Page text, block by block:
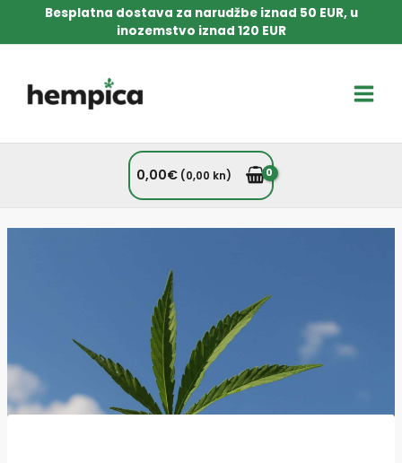
content
Besplatna dostava za narudžbe iznad 50 EUR, u
inozemstvo iznad 120 EUR
Main
Menu
0,00€ (0,00 kn)